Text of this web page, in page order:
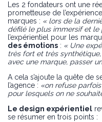
Les 2 fondateurs ont une
prometteuse de
marques : « lors de la
défilé le plus immersif et le
l’expérientiel pour les
des émotions : « Une
très fort et très
avec une marque, passer
A cela s’ajoute la quête de
l’agence : «on refuse
pour lesquels on ne
Le design expérientiel
se résumer en trois points :